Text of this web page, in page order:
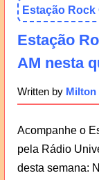
Estação Rock
Estação
AM nesta
Written by Milton
Acompanhe o
pela Rádio
desta semana: